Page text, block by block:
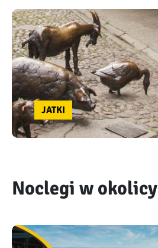
JATKI
Noclegi w okolicy